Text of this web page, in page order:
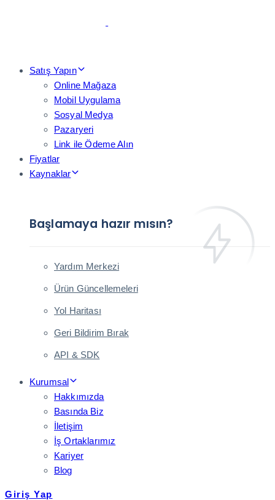
Skip
Satış Yapın
Online Mağaza
Mobil Uygulama
Sosyal Medya
Pazaryeri
Link ile Ödeme Alın
Fiyatlar
Kaynaklar
Başlamaya hazır mısın?
Yardım Merkezi
Ürün Güncellemeleri
Yol Haritası
Geri Bildirim Bırak
API & SDK
Kurumsal
Hakkımızda
Basında Biz
İletişim
İş Ortaklarımız
Kariyer
Blog
Giriş Yap